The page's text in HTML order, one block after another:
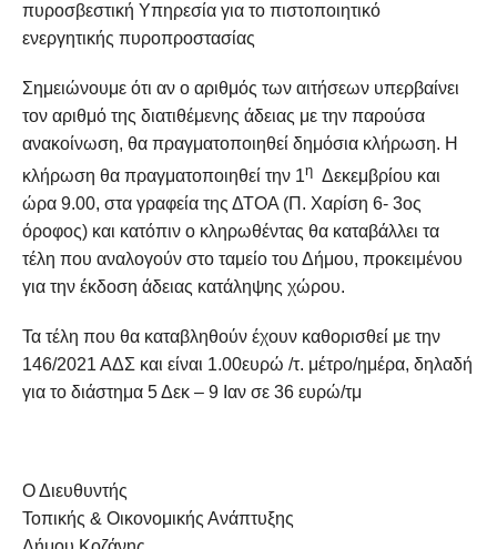
πυροσβεστική Υπηρεσία για το πιστοποιητικό
ενεργητικής πυροπροστασίας
Σημειώνουμε ότι αν ο αριθμός των αιτήσεων υπερβαίνει
τον αριθμό της διατιθέμενης άδειας με την παρούσα
ανακοίνωση, θα πραγματοποιηθεί δημόσια κλήρωση. Η
κλήρωση θα πραγματοποιηθεί την 1ηΔεκεμβρίου και
ώρα 9.00, στα γραφεία της ΔΤΟΑ (Π. Χαρίση 6- 3ος
όροφος) και κατόπιν ο κληρωθέντας θα καταβάλλει τα
τέλη που αναλογούν στο ταμείο του Δήμου, προκειμένου
για την έκδοση άδειας κατάληψης χώρου.
Τα τέλη που θα καταβληθούν έχουν καθορισθεί με την
146/2021 ΑΔΣ και είναι 1.00ευρώ /τ. μέτρο/ημέρα, δηλαδή
για το διάστημα 5 Δεκ – 9 Ιαν σε 36 ευρώ/τμ
Ο Διευθυντής
Τοπικής & Οικονομικής Ανάπτυξης